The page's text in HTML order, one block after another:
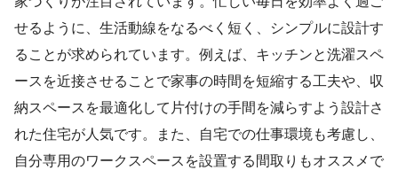
せるように、生活動線をなるべく短く、シンプルに設計す
ることが求められています。例えば、キッチンと洗濯スペ
ースを近接させることで家事の時間を短縮する工夫や、収
納スペースを最適化して片付けの手間を減らすよう設計さ
れた住宅が人気です。また、自宅での仕事環境も考慮し、
自分専用のワークスペースを設置する間取りもオススメで